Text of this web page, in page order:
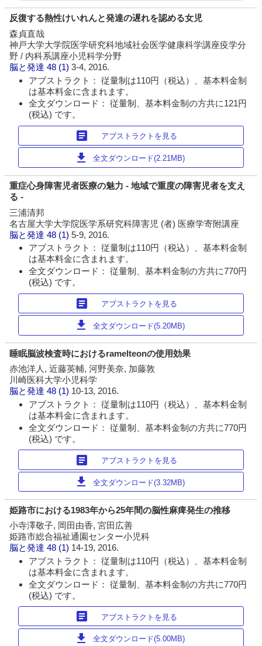
反復する熱性けいれんと発達の遅れを認める女児
森貞直哉
神戸大学大学院医学研究科地域社会医学健康科学講座疫学分
野 / 内科系講座小児科学分野
脳と発達 48 (1)3-4, 2016.
アブストラクト： 従量制は110円（税込）、基本料金制
は基本料金に含まれます。
全文ダウンロード： 従量制、基本料金制の方共に121円
(税込) です。
article アブストラクトを見る
download 全文ダウンロード(2.21MB)
重症心身障害児者医療の魅力 - 地域で重度の障害児者を支え
る -
三浦清邦
名古屋大学大学院医学系研究科障害児 (者) 医療学寄附講座
脳と発達 48 (1)5-9, 2016.
アブストラクト： 従量制は110円（税込）、基本料金制
は基本料金に含まれます。
全文ダウンロード： 従量制、基本料金制の方共に770円
(税込) です。
article アブストラクトを見る
download 全文ダウンロード(5.20MB)
睡眠脳波検査時におけるramelteonの使用効果
赤池洋人, 近藤英輔, 河野美奈, 加藤敦
川崎医科大学小児科学
脳と発達 48 (1) 10-13, 2016.
アブストラクト： 従量制は110円（税込）、基本料金制
は基本料金に含まれます。
全文ダウンロード： 従量制、基本料金制の方共に770円
(税込) です。
article アブストラクトを見る
download 全文ダウンロード(3.32MB)
姫路市における1983年から25年間の脳性麻痺発生の推移
小寺澤敬子, 岡田由香, 宮田広善
姫路市総合福祉通園センター小児科
脳と発達 48 (1) 14-19, 2016.
アブストラクト： 従量制は110円（税込）、基本料金制
は基本料金に含まれます。
全文ダウンロード： 従量制、基本料金制の方共に770円
(税込) です。
article アブストラクトを見る
download 全文ダウンロード(5.00MB)